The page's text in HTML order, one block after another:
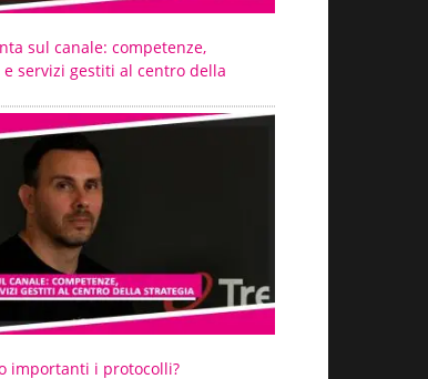
sul canale: competenze,
e servizi gestiti al centro della
importanti i protocolli?